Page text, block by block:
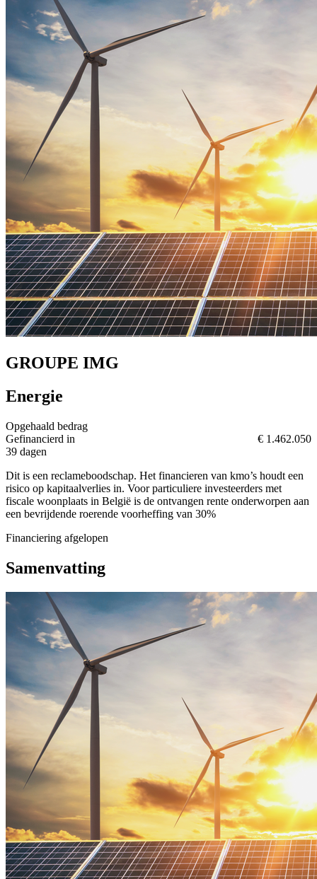
GROUPE IMG
Energie
Opgehaald bedrag
€ 1.462.050
Gefinancierd in
39 dagen
Dit is een reclameboodschap. Het financieren van kmo’s houdt een
risico op kapitaalverlies in. Voor particuliere investeerders met
fiscale woonplaats in België is de ontvangen rente onderworpen aan
een bevrijdende roerende voorheffing van 30%
Financiering afgelopen
Samenvatting